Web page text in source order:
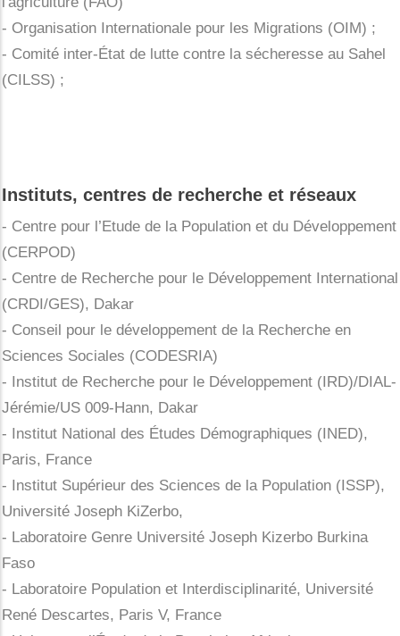
- Organisation Internationale pour les Migrations (OIM) ;
- Comité inter-État de lutte contre la sécheresse au Sahel
(CILSS) ;
Instituts, centres de recherche et réseaux
- Centre pour l’Etude de la Population et du Développement
(CERPOD)
- Centre de Recherche pour le Développement International
(CRDI/GES), Dakar
- Conseil pour le développement de la Recherche en
Sciences Sociales (CODESRIA)
- Institut de Recherche pour le Développement (IRD)/DIAL-
Jérémie/US 009-Hann, Dakar
- Institut National des Études Démographiques (INED),
Paris, France
- Institut Supérieur des Sciences de la Population (ISSP),
Université Joseph KiZerbo,
- Laboratoire Genre Université Joseph Kizerbo Burkina
Faso
- Laboratoire Population et Interdisciplinarité, Université
René Descartes, Paris V, France